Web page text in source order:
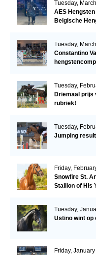
Tuesday,
AES
Belgische
Tuesday,
Constantino
Tuesday,
Driemaal prijs
rubriek!
Tuesday,
Jumping
Friday,
Snowfire St.
Stallion of His
Tuesday,
Ustino wint op
Friday, January